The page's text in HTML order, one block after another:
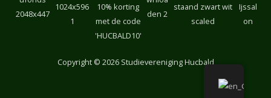
10% korting
met de code
'HUCBALD10'
Copyright© 2026 Studievereniging Hucbald